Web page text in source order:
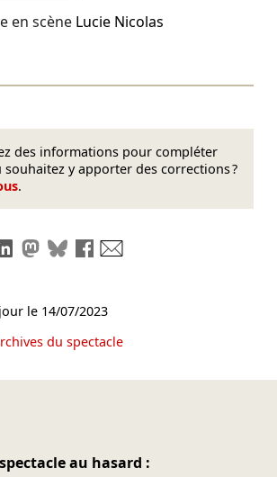
en scène Lucie Nicolas
des informations pour compléter
souhaitez y apporter des corrections ?
.
le lien
Partager sur LinkedIn
Partager sur Mastodon
Partager sur Bluesky
Partager sur Facebook
le 14/07/2023
du spectacle
au hasard :